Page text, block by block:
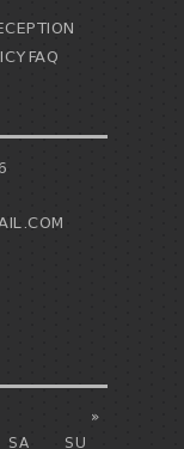
FAQ
»
SA
SU